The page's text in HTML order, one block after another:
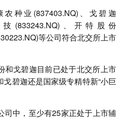
种业(837403.NQ)、戈碧迦
(833243.NQ)、开特股份
等公司符合北交所上市
和戈碧迦目前已处于北交所上市
碧迦还是国家级专精特新“小巨
司中，至少有25家正处于上市辅